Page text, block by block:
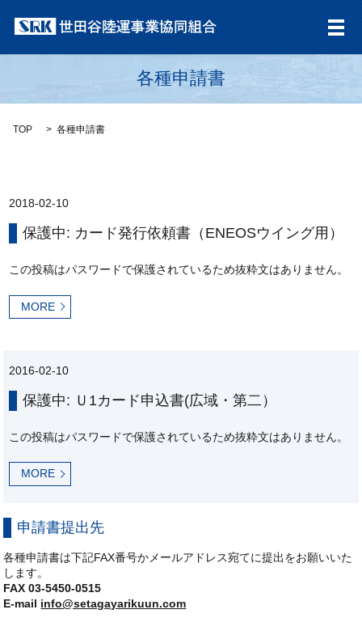
メ
各種申請書
TOP 各種申請書
2018-02-10
保護中: カード発行依頼書（ENEOSウイング用）
この投稿はパスワードで保護されているため抜粋文はありません。
MORE
2016-02-10
保護中: Ｕ1カード申込書(広域・第二）
この投稿はパスワードで保護されているため抜粋文はありません。
MORE
申請書提出先
各種申請書は下記FAX番号かメールアドレス宛てに提出をお願いいた
します。
FAX 03-5450-0515
E-mail info@setagayarikuun.com